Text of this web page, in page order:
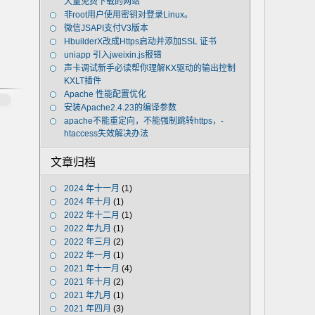
非root用户使用密钥对登录Linux。
微信JSAPI支付V3版本
HbuilderX改成Https启动并添加SSL 证书
uniapp 引入jweixin.js报错
声卡调试新手必读帮你理解KX驱动的输出控制
KXLT插件
Apache 性能配置优化
安装Apache2.4.23的编译参数
apache不能重定向，不能强制跳转https，-
htaccess失效解决办法
文章归档
2024 年十一月 (1)
2024 年十月 (1)
2022 年十二月 (1)
2022 年九月 (1)
2022 年三月 (2)
2022 年一月 (1)
2021 年十一月 (4)
2021 年十月 (2)
2021 年九月 (1)
2021 年四月 (3)